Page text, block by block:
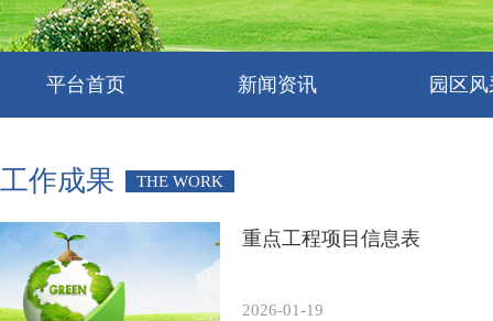
平台首页 新闻资讯 园区
工作成果 THE WORK
重点工程项目信息表
2026-01-19